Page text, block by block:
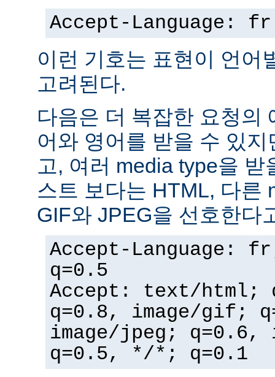
Accept-Language: fr
이런 기호는 표현이 언어
고려된다.
다음은 더 복잡한 요청의
어와 영어를 받을 수 있
고, 여러 media type을
스트 보다는 HTML, 다른
GIF와 JPEG을 선호한다
Accept-Language:
q=0.5
Accept: text/html;
q=0.8, image/gif;
image/jpeg; q=0.6,
q=0.5, */*; q=0.1